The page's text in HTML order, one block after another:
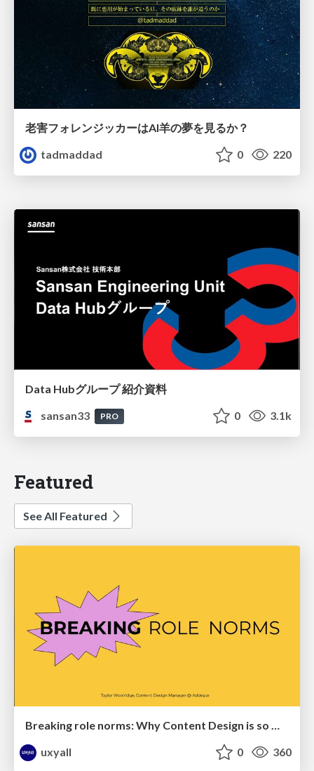
老害フォレンジッカーはAI羊の夢を見るか？
tadmaddad
0 220
Data Hubグループ 紹介資料
sansan33
PRO 0 3.1k
Featured
See All Featured
Breaking role norms: Why Content Design is so much more than writing copy - Taylor Woolridge
uxyall
0 360